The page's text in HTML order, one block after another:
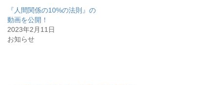
『人間関係の10%の法則』の
動画を公開！
2023年2月11日
お知らせ